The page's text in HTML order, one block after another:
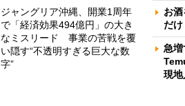
ジャングリア沖縄、開業1周年
で「経済効果494億円」の大き
なミスリード 事業の苦戦を覆
い隠す“不透明すぎる巨大な数
字”
お
だ
急
現地